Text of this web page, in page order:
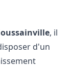
, il
d'un